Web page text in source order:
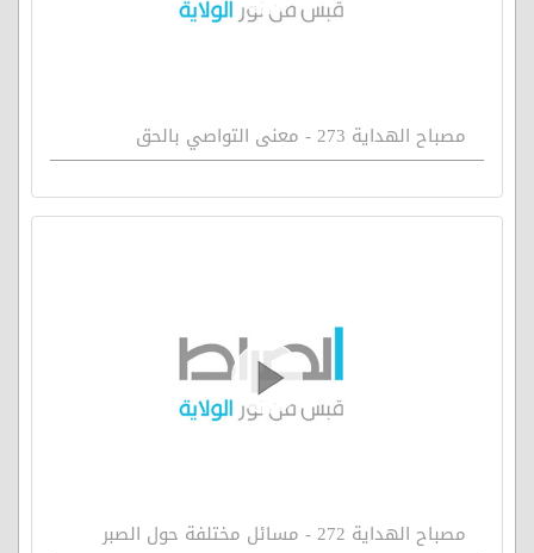
مصباح الهداية 273 - معنى التواصي بالحق
مصباح الهداية 272 - مسائل مختلفة حول الصبر